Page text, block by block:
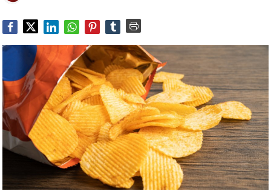
del
Food
Service
e
novità
del
comparto
Horeca.